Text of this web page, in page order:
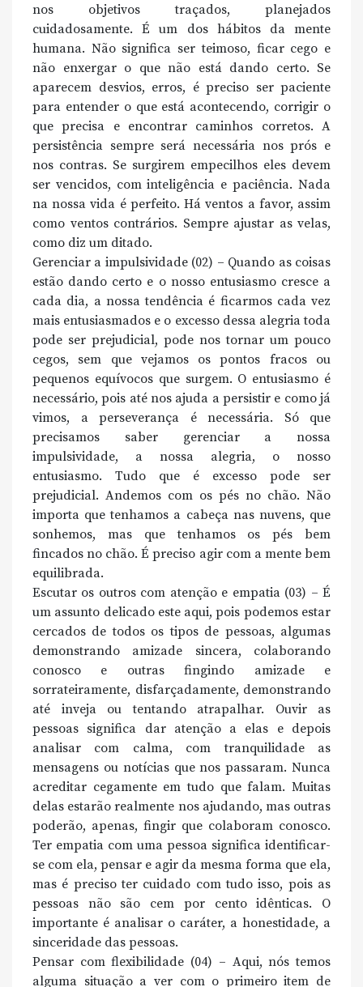
nos objetivos traçados, planejados
cuidadosamente. É um dos hábitos da mente
humana. Não significa ser teimoso, ficar cego e
não enxergar o que não está dando certo. Se
aparecem desvios, erros, é preciso ser paciente
para entender o que está acontecendo, corrigir o
que precisa e encontrar caminhos corretos. A
persistência sempre será necessária nos prós e
nos contras. Se surgirem empecilhos eles devem
ser vencidos, com inteligência e paciência. Nada
na nossa vida é perfeito. Há ventos a favor, assim
como ventos contrários. Sempre ajustar as velas,
como diz um ditado.
Gerenciar a impulsividade (02) – Quando as coisas
estão dando certo e o nosso entusiasmo cresce a
cada dia, a nossa tendência é ficarmos cada vez
mais entusiasmados e o excesso dessa alegria toda
pode ser prejudicial, pode nos tornar um pouco
cegos, sem que vejamos os pontos fracos ou
pequenos equívocos que surgem. O entusiasmo é
necessário, pois até nos ajuda a persistir e como já
vimos, a perseverança é necessária. Só que
precisamos saber gerenciar a nossa
impulsividade, a nossa alegria, o nosso
entusiasmo. Tudo que é excesso pode ser
prejudicial. Andemos com os pés no chão. Não
importa que tenhamos a cabeça nas nuvens, que
sonhemos, mas que tenhamos os pés bem
fincados no chão. É preciso agir com a mente bem
equilibrada.
Escutar os outros com atenção e empatia (03) – É
um assunto delicado este aqui, pois podemos estar
cercados de todos os tipos de pessoas, algumas
demonstrando amizade sincera, colaborando
conosco e outras fingindo amizade e
sorrateiramente, disfarçadamente, demonstrando
até inveja ou tentando atrapalhar. Ouvir as
pessoas significa dar atenção a elas e depois
analisar com calma, com tranquilidade as
mensagens ou notícias que nos passaram. Nunca
acreditar cegamente em tudo que falam. Muitas
delas estarão realmente nos ajudando, mas outras
poderão, apenas, fingir que colaboram conosco.
Ter empatia com uma pessoa significa identificar-
se com ela, pensar e agir da mesma forma que ela,
mas é preciso ter cuidado com tudo isso, pois as
pessoas não são cem por cento idênticas. O
importante é analisar o caráter, a honestidade, a
sinceridade das pessoas.
Pensar com flexibilidade (04) – Aqui, nós temos
alguma situação a ver com o primeiro item de